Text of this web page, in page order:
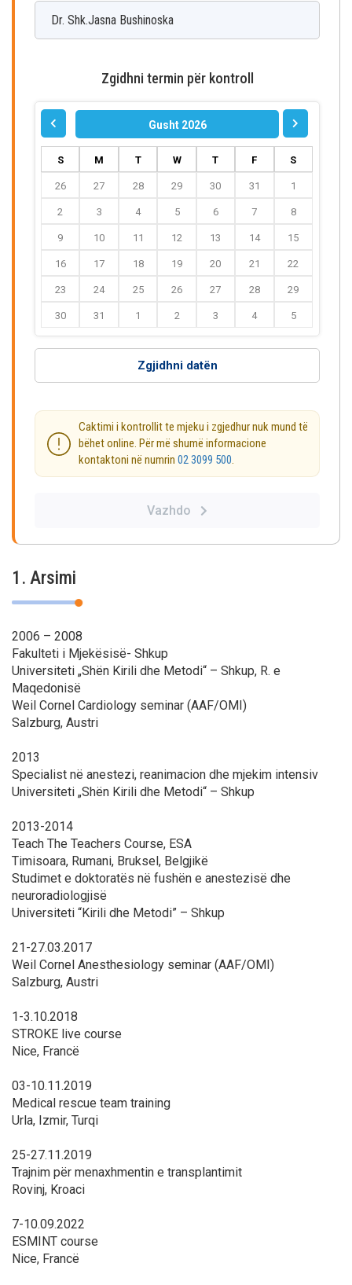
Dr. Shk.Jasna Bushinoska
Zgidhni termin për kontroll
Gusht 2026
S M T W T F S
26 27 28 29 30 31 1
2 3 4 5 6 7 8
9 10 11 12 13 14 15
16 17 18 19 20 21 22
23 24 25 26 27 28 29
30 31 1 2 3 4 5
Zgjidhni datën
Caktimi i kontrollit te mjeku i zgjedhur nuk mund të
bëhet online. Për më shumë informacione
kontaktoni në numrin 02 3099 500.
Vazhdo
1. Arsimi
2006 – 2008
Fakulteti i Mjekësisë- Shkup
Universiteti „Shën Kirili dhe Metodi“ – Shkup, R. e
Maqedonisë
Weil Cornel Cardiology seminar (AAF/OMI)
Salzburg, Austri
2013
Specialist në anestezi, reanimacion dhe mjekim intensiv
Universiteti „Shën Kirili dhe Metodi“ – Shkup
2013-2014
Teach The Teachers Course, ESA
Timisoara, Rumani, Bruksel, Belgjikë
Studimet e doktoratës në fushën e anestezisë dhe
neuroradiologjisë
Universiteti “Kirili dhe Metodi” – Shkup
21-27.03.2017
Weil Cornel Anesthesiology seminar (AAF/OMI)
Salzburg, Austri
1-3.10.2018
STROKE live course
Nice, Francë
03-10.11.2019
Medical rescue team training
Urla, Izmir, Turqi
25-27.11.2019
Trajnim për menaxhmentin e transplantimit
Rovinj, Kroaci
7-10.09.2022
ESMINT course
Nice, Francë